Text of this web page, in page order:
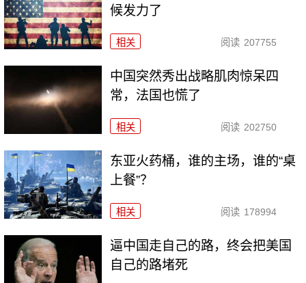
候发力了
相关 阅读 207755
中国突然秀出战略肌肉惊呆四
常，法国也慌了
相关 阅读 202750
东亚火药桶，谁的主场，谁的“桌
上餐”？
相关 阅读 178994
逼中国走自己的路，终会把美国
自己的路堵死